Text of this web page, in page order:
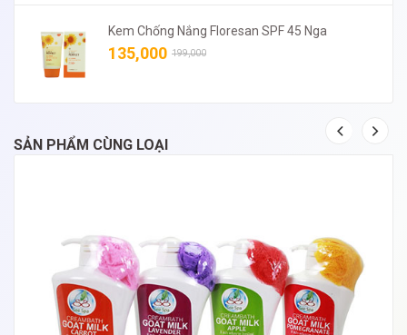
Kem Chống Nắng Floresan SPF 45 Nga
135,000 199,000
SẢN PHẨM CÙNG LOẠI